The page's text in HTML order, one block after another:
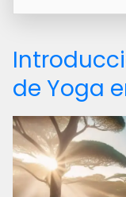
de Yoga